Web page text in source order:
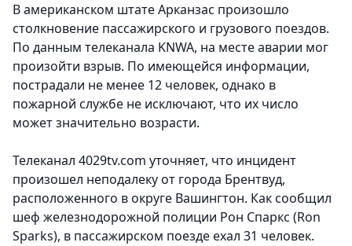
В американском штате Арканзас произошло
столкновение пассажирского и грузового поездов.
По данным телеканала KNWA, на месте аварии мог
произойти взрыв. По имеющейся информации,
пострадали не менее 12 человек, однако в
пожарной службе не исключают, что их число
может значительно возрасти.
Телеканал 4029tv.com уточняет, что инцидент
произошел неподалеку от города Брентвуд,
расположенного в округе Вашингтон. Как сообщил
шеф железнодорожной полиции Рон Спаркс (Ron
Sparks), в пассажирском поезде ехал 31 человек.